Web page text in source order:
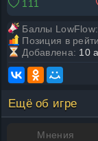
111
Баллы LowFlow:
Позиция в
Добавлена: 10
Ещё об игре
Мнения